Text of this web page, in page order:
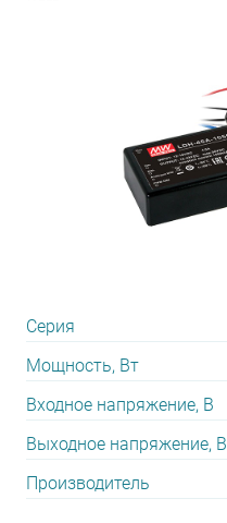
Серия
Мощность, Вт
Входное напряжение, В
Выходное напряжение, В
Производитель